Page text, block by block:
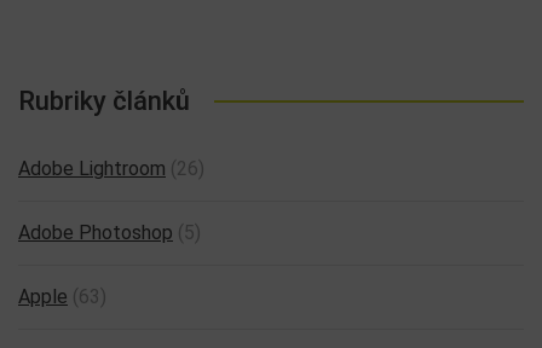
Rubriky článků
Adobe Lightroom (26)
Adobe Photoshop (5)
Apple (63)